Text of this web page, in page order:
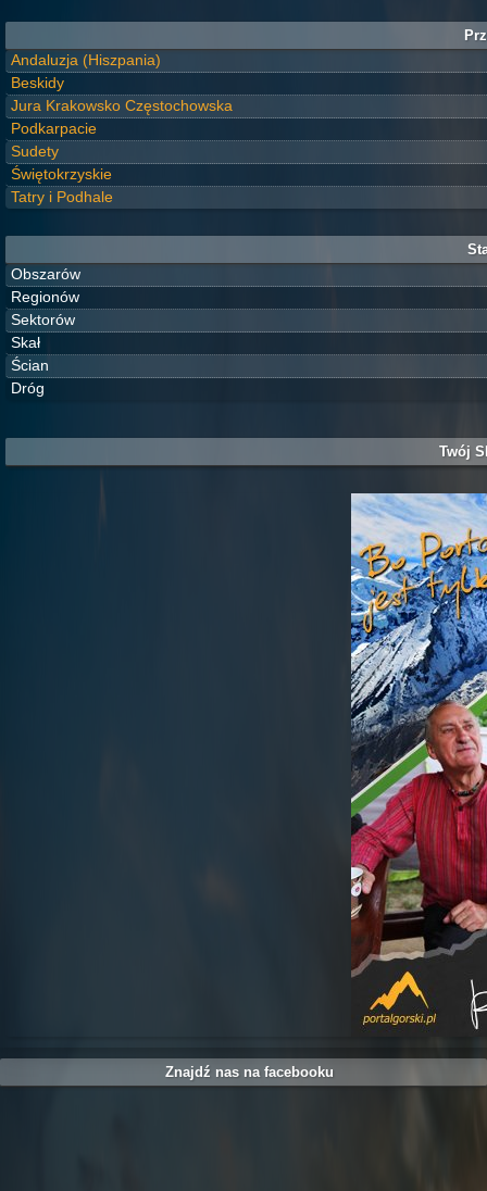
Andaluzja (Hiszpania)
Beskidy
Jura Krakowsko Częstochowska
Podkarpacie
Sudety
Świętokrzyskie
Tatry i Podhale
Obszarów
Regionów
Sektorów
Skał
Ścian
Dróg
Twój
Znajdź nas na facebooku